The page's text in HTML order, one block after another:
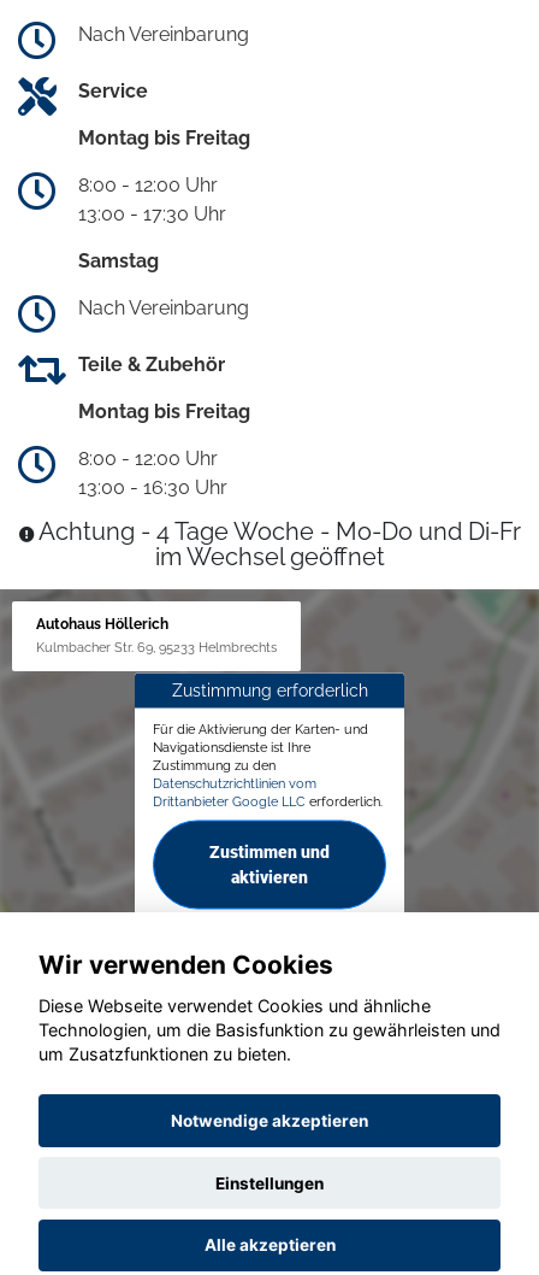
Nach Vereinbarung
Service
Montag bis Freitag
8:00 - 12:00 Uhr
13:00 - 17:30 Uhr
Samstag
Nach Vereinbarung
Teile & Zubehör
Montag bis Freitag
8:00 - 12:00 Uhr
13:00 - 16:30 Uhr
Achtung - 4 Tage Woche - Mo-Do und Di-Fr
im Wechsel geöffnet
Autohaus Höllerich
Kulmbacher Str. 69, 95233 Helmbrechts
Zustimmung erforderlich
Für die Aktivierung der Karten- und
Navigationsdienste ist Ihre
Zustimmung zu den
Datenschutzrichtlinien vom
Drittanbieter Google LLC erforderlich.
Zustimmen und
aktivieren
© konjunkturmotor.de GmbH 2020 - 2026
Wir verwenden Cookies
Diese Webseite verwendet Cookies und ähnliche
Technologien, um die Basisfunktion zu gewährleisten und
um Zusatzfunktionen zu bieten.
Notwendige akzeptieren
Einstellungen
Alle akzeptieren